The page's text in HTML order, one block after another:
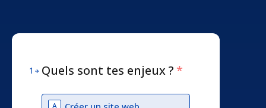
1 Quels sont tes enjeux ? *